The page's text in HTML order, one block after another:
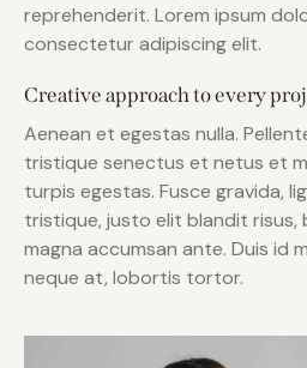
reprehenderit. Lorem ipsum
consectetur adipiscing elit.
Creative approach to every
Aenean et egestas nulla.
tristique senectus et netus et
turpis egestas. Fusce gravida,
tristique, justo elit blandit risus,
magna accumsan ante. Duis id
neque at, lobortis tortor.